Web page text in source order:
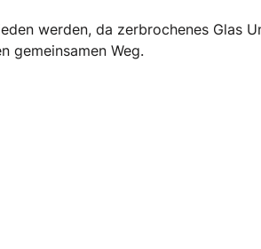
werden, da zerbrochenes Glas
gemeinsamen Weg.